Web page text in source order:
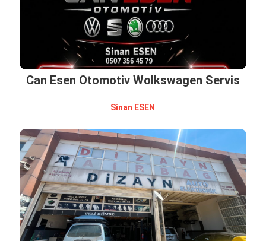
Can Esen Otomotiv Wolkswagen Servis
Si̇nan ESEN